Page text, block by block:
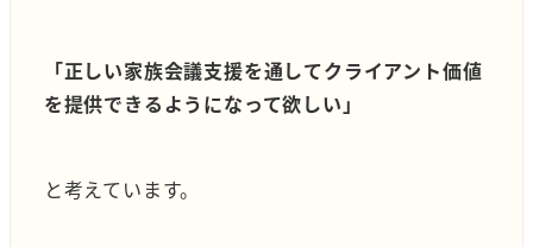
「正しい家族会議支援を通してクライアント価値
を提供できるようになって欲しい」
と考えています。